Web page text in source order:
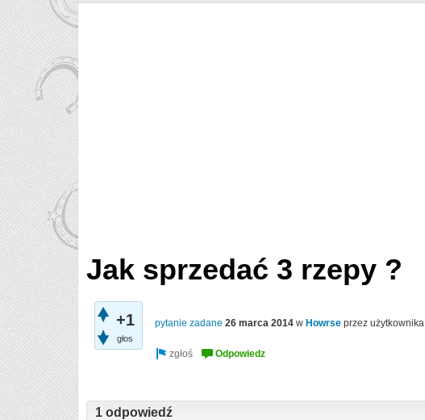
Jak sprzedać 3 rzepy ?
+1
głos
pytanie zadane 26 marca 2014 w Howrse przez użytkownika
1 odpowiedź